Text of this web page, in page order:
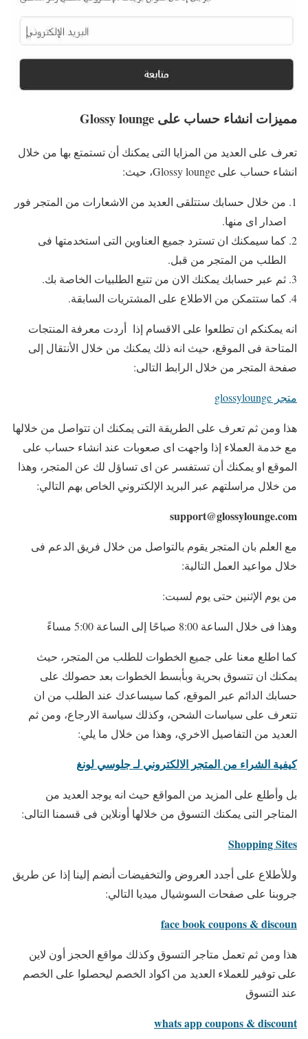
مميزات انشاء حساب على Glossy lounge
تعرف على العديد من المزايا التى يمكنك أن تستمتع بها من خلال
انشاء حساب على Glossy lounge، حيث:
من خلال حسابك ستتلقى العديد من الاشعارات من المتجر فور
اصدار اى منها.
كما سيمكنك ان تسترد جميع العناوين التى استخدمتها فى
الطلب من المتجر من قبل.
ثم عبر حسابك يمكنك الان من تتبع الطلبيات الخاصة بك.
كما ستتمكن من الاطلاع على المشتريات السابقة.
انه يمكنكم ان تطلعوا على الاقسام إذا أردت معرفة المنتجات
المتاحة فى الموقع، حيث انه ذلك يمكنك من خلال الأنتقال إلى
صفحة المتجر من خلال الرابط التالى:
متجر glossylounge
هذا ومن ثم تعرف على الطريقة التى يمكنك ان تتواصل من خلالها
مع خدمة العملاء إذا واجهت اى صعوبات عند انشاء حساب على
الموقع او يمكنك أن تستفسر عن اى تساؤل لك عن المتجر، وهذا
من خلال مراسلتهم عبر البريد الإلكتروني الخاص بهم التالي:
support@glossylounge.com
مع العلم بان المتجر يقوم بالتواصل من خلال فريق الدعم فى
خلال مواعيد العمل التالية:
من يوم الإثنين حتى يوم لسبت:
وهذا فى خلال الساعة 8:00 صباحًا إلى الساعة 5:00 مساءً
كما اطلع معنا على جميع الخطوات للطلب من المتجر، حيث
يمكنك ان تتسوق بحرية وبأبسط الخطوات بعد حصولك على
حسابك الدائم عبر الموقع، كما سيساعدك عند الطلب من ان
تتعرف على سياسات الشحن، وكذلك سياسة الارجاع، ومن ثم
العديد من التفاصيل الاخري، وهذا من خلال ما يلي:
كيفية الشراء من المتجر الالكتروني لـ جلوسي لونغ
بل وأطلع على المزيد من المواقع حيث انه يوجد العديد من
المتاجر التى يمكنك التسوق من خلالها أونلاين فى قسمنا التالى:
Shopping Sites
وللأطلاع على أجدد العروض والتخفيضات أنضم إلينا إذا عن طريق
جروبنا على صفحات السوشيال ميديا التالي:
face book coupons & discoun
هذا ومن ثم تعمل متاجر التسوق وكذلك مواقع الحجز أون لاين
على توفير للعملاء العديد من اكواد الخصم ليحصلوا على الخصم
عند التسوق
whats app coupons & discount